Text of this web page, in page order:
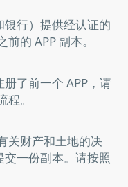
行）提供经认证的
的 APP 副本。
了前一个 APP，请
。
关财产和土地的决
一份副本。请按照